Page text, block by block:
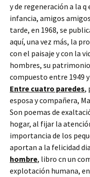
y de regeneración a la q
infancia, amigos
tarde, en 1968, se
aquí, una vez más, la
con el paisaje y con la
hombres, su
compuesto entre 1949
Entre cuatro paredes,
esposa y compañera,
Son poemas de
hogar, al fijar la
importancia de los
aportan a la felicidad
hombre, libro cn un
explotación humana,